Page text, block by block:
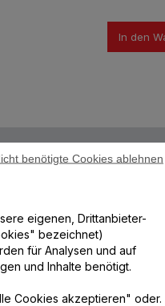
In den
eigenen, Drittanbieter-
bezeichnet)
für Analysen und auf
und Inhalte benötigt.
Cookies akzeptieren" oder.
benötigte Cookies ablehnen